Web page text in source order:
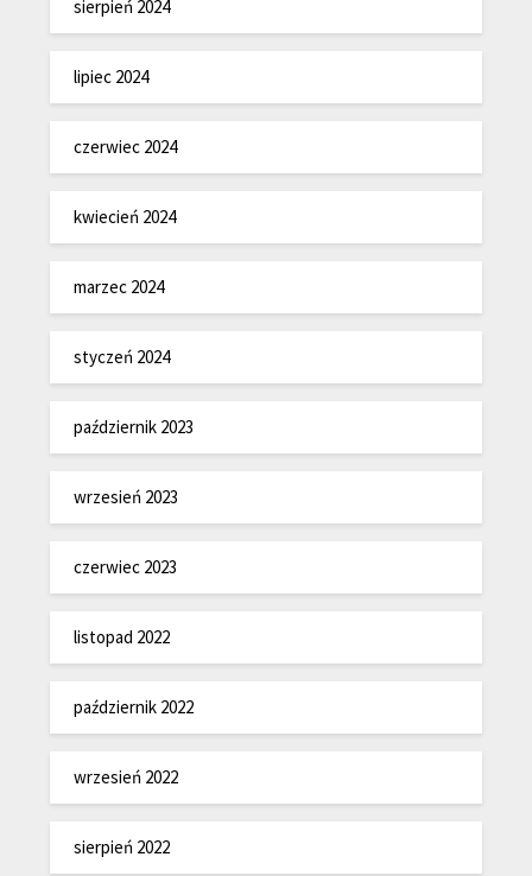
sierpień 2024
lipiec 2024
czerwiec 2024
kwiecień 2024
marzec 2024
styczeń 2024
październik 2023
wrzesień 2023
czerwiec 2023
listopad 2022
październik 2022
wrzesień 2022
sierpień 2022